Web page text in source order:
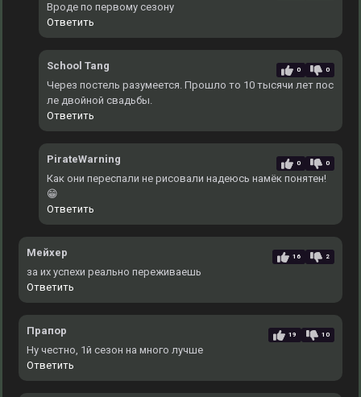
Вроде по первому сезону
Ответить
School Tang 0 0
Через постель разумеется. Прошло то 10 тысячи лет пос
ле двойной свадьбы.
Ответить
PirateWarning 0 0
Как они переспали не рисовали надеюсь намёк понятен!
😁
Ответить
Мейхер 16 2
за их успехи реально переживаешь
Ответить
Прапор 19 10
Ну честно, 1й сезон на много лучше
Ответить